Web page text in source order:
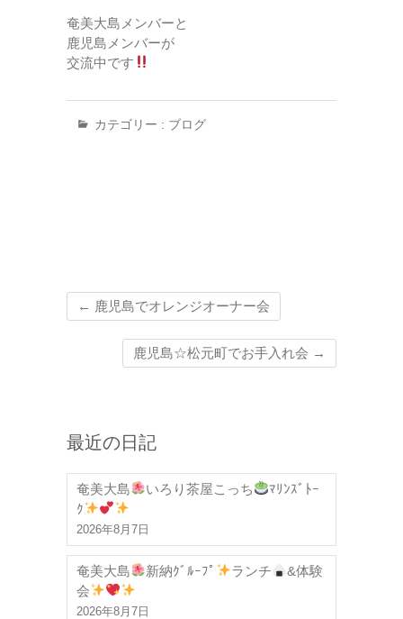
奄美大島メンバーと
鹿児島メンバーが
交流中です
カテゴリー : ブログ
← 鹿児島でオレンジオーナー会
鹿児島☆松元町でお手入れ会 →
最近の日記
奄美大島 いろり茶屋こっち
ﾏﾘﾝｽﾞﾄｰ
ｸ
2026年8月7日
奄美大島 新納ｸﾞﾙｰﾌﾟ ランチ
&体験
会
2026年8月7日